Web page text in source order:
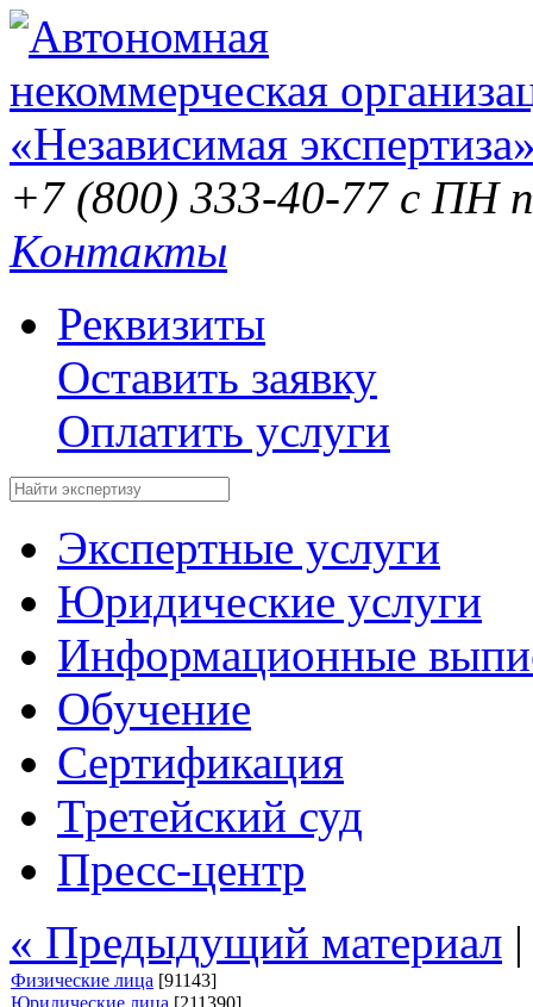
+7 (800) 333-40-77 с ПН
Контакты
Реквизиты
Оставить заявку
Оплатить услуги
Экспертные услуги
Юридические услуги
Информационные
Обучение
Сертификация
Третейский суд
Пресс-центр
« Предыдущий материал
Физические лица [91143]
Юридические лица [211390]